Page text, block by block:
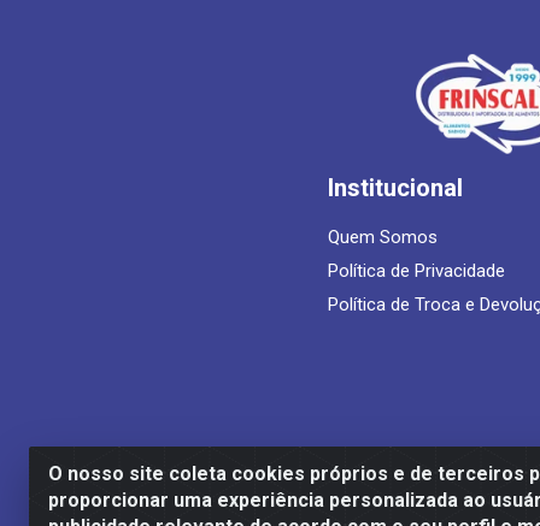
O nosso site coleta cookies próprios e de terceiros
proporcionar uma experiência personalizada ao
Institucional
Quem Somos
Política de Privacidade
Política de Troca e
Frinscal - Distribuidora e Importadora